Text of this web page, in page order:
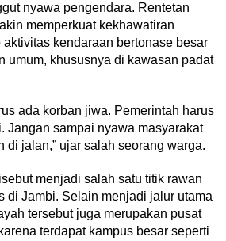
nyawa pengendara. Rentetan
memperkuat kekhawatiran
aktivitas kendaraan bertonase besar
umum, khususnya di kawasan padat
ada korban jiwa. Pemerintah harus
Jangan sampai nyawa masyarakat
di jalan,” ujar salah seorang warga.
menjadi salah satu titik rawan
di Jambi. Selain menjadi jalur utama
tersebut juga merupakan pusat
terdapat kampus besar seperti